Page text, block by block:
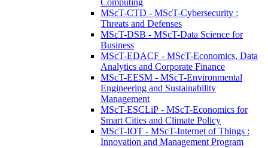
Computing
MScT-CTD - MScT-Cybersecurity :
Threats and Defenses
MScT-DSB - MScT-Data Science for
Business
MScT-EDACF - MScT-Economics, Data
Analytics and Corporate Finance
MScT-EESM - MScT-Environmental
Engineering and Sustainability
Management
MScT-ESCLiP - MScT-Economics for
Smart Cities and Climate Policy
MScT-IOT - MScT-Internet of Things :
Innovation and Management Program